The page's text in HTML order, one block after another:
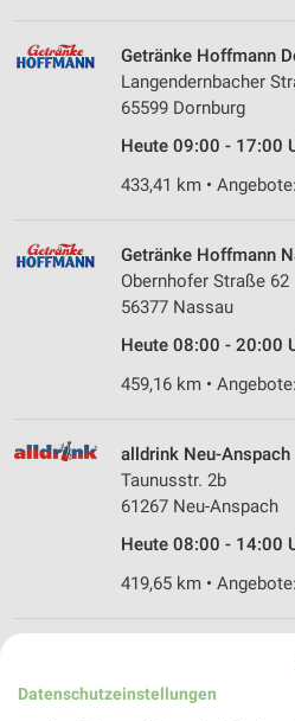
Getränke Hoffmann
Langendernbacher
65599 Dornburg
Heute 09:00 - 17:00
433,41 km •
Getränke Hoffmann
Obernhofer Straße 62
56377 Nassau
Heute 08:00 - 20:00
459,16 km •
alldrink Neu-Anspach
Taunusstr. 2b
61267 Neu-Anspach
Heute 08:00 - 14:00
419,65 km •
alldrink Wiesbaden-
65199 Wiesbaden-
Datenschutzeinstellungen